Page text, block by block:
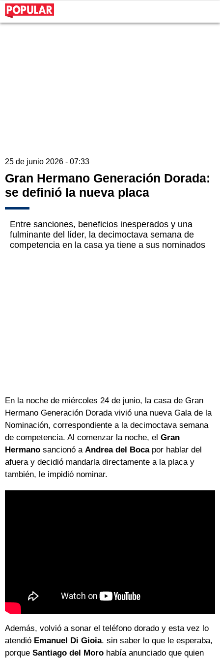
25 de junio 2026 - 07:33
Gran Hermano Generación Dorada:
se definió la nueva placa
Entre sanciones, beneficios inesperados y una
fulminante del líder, la decimoctava semana de
competencia en la casa ya tiene a sus nominados
En la noche de miércoles 24 de junio, la casa de Gran
Hermano Generación Dorada vivió una nueva Gala de la
Nominación, correspondiente a la decimoctava semana
de competencia. Al comenzar la noche, el Gran
Hermano sancionó a Andrea del Boca por hablar del
afuera y decidió mandarla directamente a la placa y
también, le impidió nominar.
Además, volvió a sonar el teléfono dorado y esta vez lo
atendió Emanuel Di Gioia. sin saber lo que le esperaba,
porque Santiago del Moro había anunciado que quien